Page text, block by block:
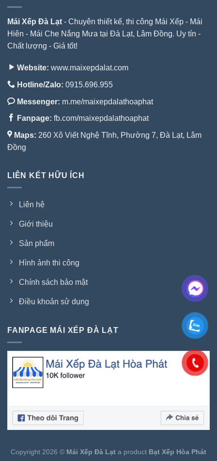
Mái Xếp Đà Lạt - Chuyên thiết kế, thi công Mái Xếp - Mái
Hiên - Mái Che Nắng Mưa tại Đà Lạt, Lâm Đồng. Uy tín -
Chất lượng - Giá tốt!
Website: www.maixepdalat.com
Hotline/Zalo: 0915.696.955
Messenger: m.me/maixepdalathoaphat
Fanpage: fb.com/maixepdalathoaphat
Maps: 260 Xô Viết Nghệ Tĩnh, Phường 7, Đà Lạt, Lâm
Đồng
LIÊN KẾT HỮU ÍCH
Liên hệ
Giới thiệu
Sản phẩm
Hình ảnh thi công
Chính sách bảo mật
Điều khoản sử dụng
FANPAGE MÁI XẾP ĐÀ LẠT
Copyright 2026 © Mái Xếp Đà Lạt a product Bạt Xếp Hòa Phát